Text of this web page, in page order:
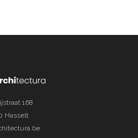
168
Hasselt